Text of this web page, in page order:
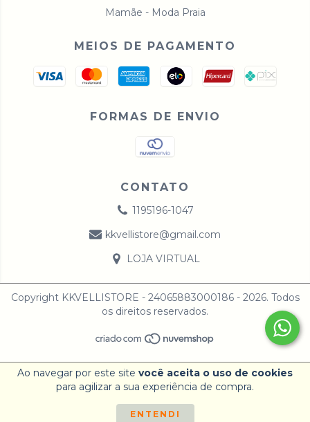
Ao navegar por este site você aceita o uso de cookies
para agilizar a sua experiência de compra.
ENTENDI
Mamãe - Moda Praia
MEIOS DE PAGAMENTO
FORMAS DE ENVIO
CONTATO
1195196-1047
kkvellistore@gmail.com
LOJA VIRTUAL
Copyright KKVELLISTORE - 24065883000186 - 2026. Todos
os direitos reservados.